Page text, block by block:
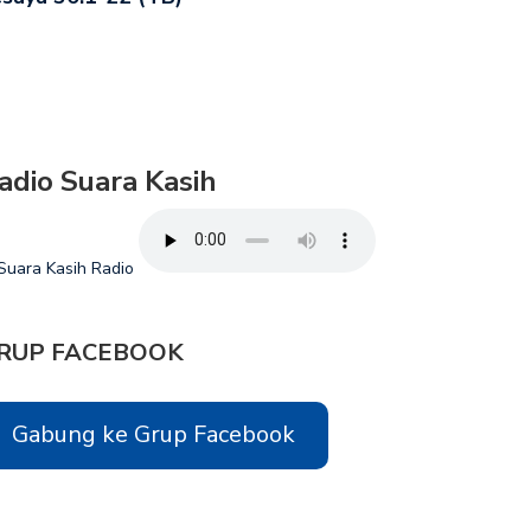
Suara Kasih
FACEBOOK
Gabung ke Grup Facebook